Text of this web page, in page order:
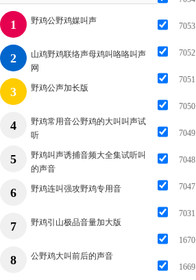
1 野鸡公野鸡媒叫声
2
山鸡野鸡联络声母鸡叫咯咯叫声
网
3 野鸡公声加长版
4
野鸡常用音公野鸡的大叫叫声试
听
5
野鸡叫声诱捕音频大全集试听叫
的声音
6 野鸡连叫强攻野鸡专用音
7 野鸡引山极品音量加大版
8 公野鸡大叫前后的声音
7053
7052
7051
7050
7049
7048
7047
7031
1670
1669